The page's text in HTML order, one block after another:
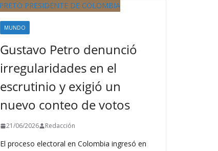
MUNDO
Gustavo Petro denunció
irregularidades en el
escrutinio y exigió un
nuevo conteo de votos
21/06/2026 Redacción
El proceso electoral en Colombia ingresó en